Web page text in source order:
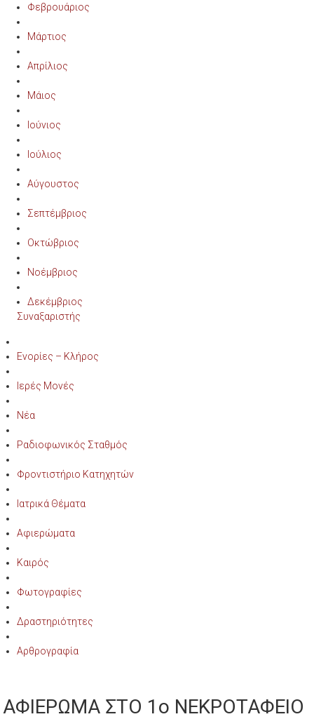
Φεβρουάριος
Μάρτιος
Απρίλιος
Μάιος
Ιούνιος
Ιούλιος
Αύγουστος
Σεπτέμβριος
Οκτώβριος
Νοέμβριος
Δεκέμβριος
Συναξαριστής
Ενορίες – Κλήρος
Ιερές Μονές
Νέα
Ραδιοφωνικός Σταθμός
Φροντιστήριο Κατηχητών
Ιατρικά Θέματα
Αφιερώματα
Καιρός
Φωτογραφίες
Δραστηριότητες
Αρθρογραφία
ΑΦΙΕΡΩΜΑ ΣΤΟ 1ο ΝΕΚΡΟΤΑΦΕΙΟ